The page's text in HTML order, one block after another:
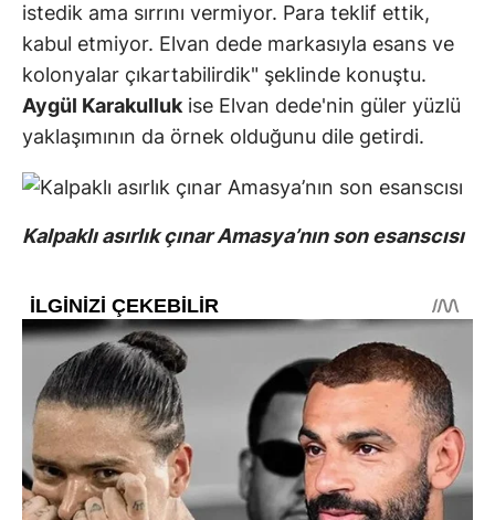
istedik ama sırrını vermiyor. Para teklif ettik,
kabul etmiyor. Elvan dede markasıyla esans ve
kolonyalar çıkartabilirdik" şeklinde konuştu.
Aygül Karakullukise Elvan dede'nin güler yüzlü
yaklaşımının da örnek olduğunu dile getirdi.
Kalpaklı asırlık çınar Amasya’nın son esanscısı